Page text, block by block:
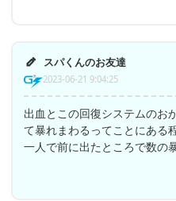
スパくんのお友達
2023-06-21 9:04:25
出血とこの回復システムのお
て暴れまわるってことにある
一人で前に出たところで数の